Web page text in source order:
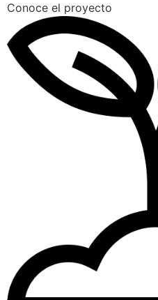
Conoce el proyecto